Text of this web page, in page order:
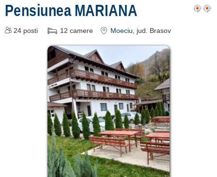
Pensiunea MARIANA
24 posti 12 camere Moeciu , jud. Brasov